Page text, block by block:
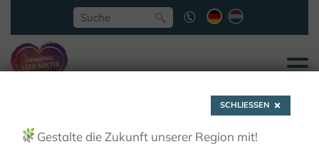
SCHLIESSEN
🌿 Gestalte die Zukunft unserer Region mit!